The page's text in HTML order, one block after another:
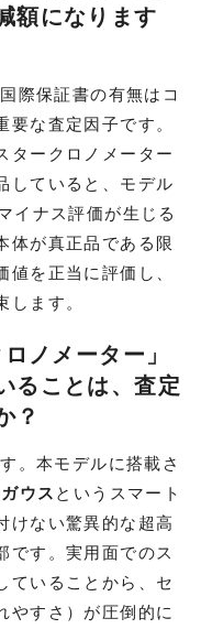
額になります
際保証書の有無はコ
な査定因子です。
タークロノメーター
していると、モデル
イナス評価が生じる
体が真正品である限
値を正当に評価し、
します。
ノメーター」
ることは、査定
？
。本モデルに搭載さ
ウス というスマート
けない驚異的な超高
です。実用面でのス
ていることから、セ
やすさ）が圧倒的に